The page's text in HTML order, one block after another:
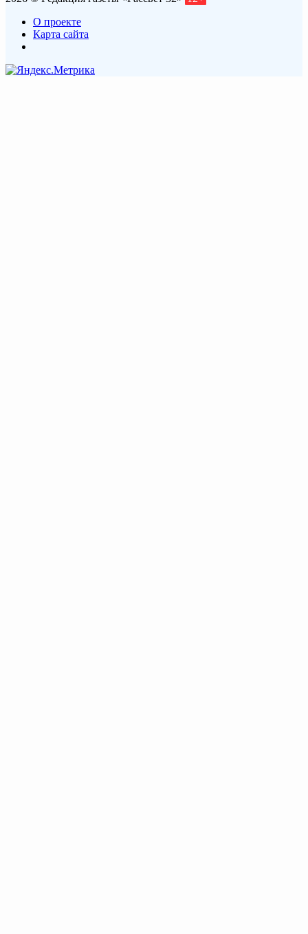
О проекте
Карта сайта